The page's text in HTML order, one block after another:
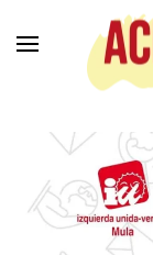
principal